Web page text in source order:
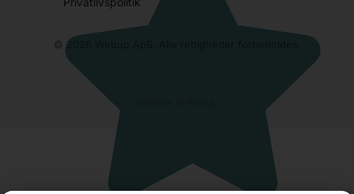
© 2026 Webup ApS. Alle rettigheder forbeholdes.